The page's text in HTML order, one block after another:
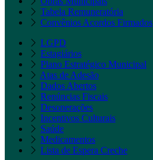
Tabela Remuneratória
Convênios Acordos Firmados
LGPD
Estagiários
Plano Estratégico Municipal
Atas de Adesão
Dados Abertos
Renúncias Fiscais
Desonerações
Incentivos Culturais
Saúde
Medicamentos
Lista de Espera Creche